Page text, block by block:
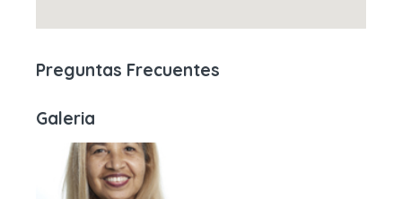
Preguntas Frecuentes
Galeria